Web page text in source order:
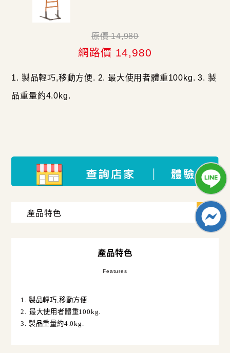
原價 14,980
網路價 14,980
1. 製品輕巧,移動方便. 2. 最大使用者體重100kg. 3. 製
品重量約4.0kg.
產品特色
Features
1. 製品輕巧,移動方便.
2. 最大使用者體重100kg.
3. 製品重量約4.0kg.